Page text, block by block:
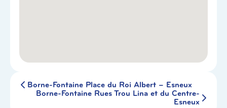
Borne-Fontaine Place du Roi Albert – Esneux
Borne-Fontaine Rues Trou Lina et du Centre-
Esneux